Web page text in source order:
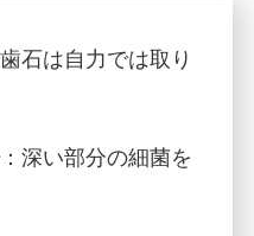
石は自力では取り
：深い部分の細菌を